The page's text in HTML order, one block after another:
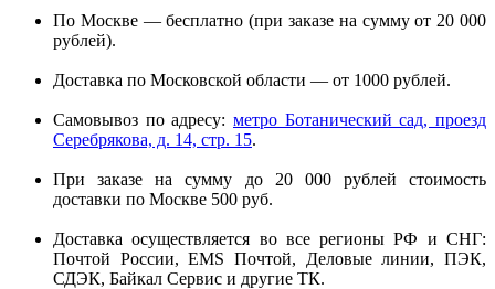
По Москве — бесплатно (при заказе на сумму от 20 000
рублей).
Доставка по Московской области — от 1000 рублей.
Самовывоз по адресу: метро Ботанический сад, проезд
Серебрякова, д. 14, стр. 15.
При заказе на сумму до 20 000 рублей стоимость
доставки по Москве 500 руб.
Доставка осуществляется во все регионы РФ и СНГ:
Почтой России, EMS Почтой, Деловые линии, ПЭК,
СДЭК, Байкал Сервис и другие ТК.